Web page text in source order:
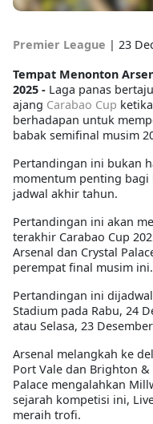
Premier League | 23
Tempat Menonton
2025 - Laga panas
ajang Carabao Cup
berhadapan untuk
babak semifinal musim
Pertandingan ini bukan
momentum penting
jadwal akhir tahun.
Pertandingan ini akan
terakhir Carabao Cup
Arsenal dan Crystal
perempat final musim ini.
Pertandingan ini
Stadium pada Rabu, 24
atau Selasa, 23
Arsenal melangkah ke
Port Vale dan Brighton
Palace mengalahkan
sejarah kompetisi ini,
meraih trofi.